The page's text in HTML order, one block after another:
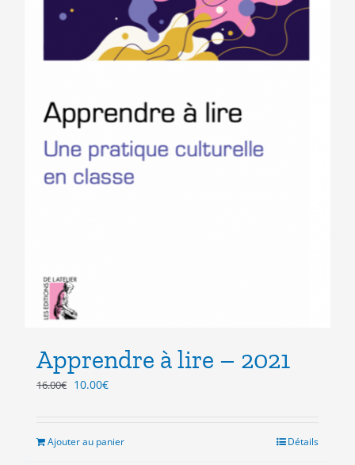
Apprendre à lire – 2021
16.00€ Le
10.00€Le
est :
Ajouter au panier Détails